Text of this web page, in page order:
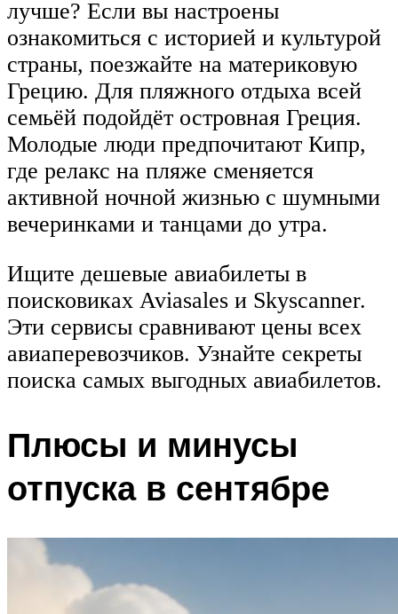
лучше? Если вы настроены
ознакомиться с историей и культурой
страны, поезжайте на материковую
Грецию. Для пляжного отдыха всей
семьёй подойдёт островная Греция.
Молодые люди предпочитают Кипр,
где релакс на пляже сменяется
активной ночной жизнью с шумными
вечеринками и танцами до утра.
Ищите дешевые авиабилеты в
поисковиках Aviasales и Skyscanner.
Эти сервисы сравнивают цены всех
авиаперевозчиков. Узнайте секреты
поиска самых выгодных авиабилетов.
Плюсы и минусы
отпуска в сентябре